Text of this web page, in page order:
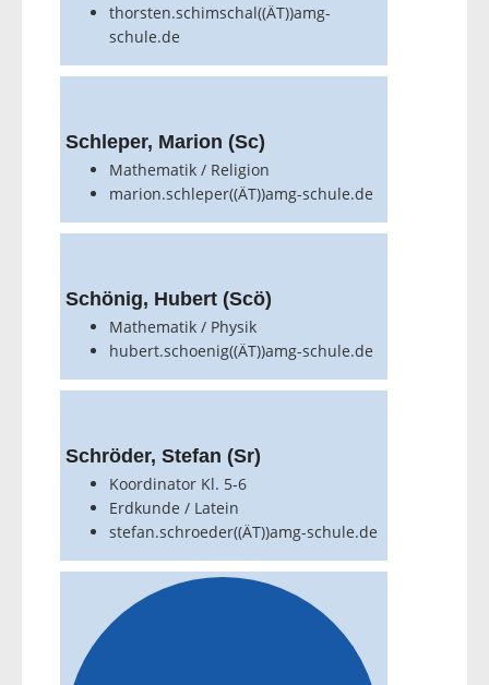
thorsten.schimschal((ÄT))amg-
schule.de
Schleper, Marion (Sc)
Mathematik / Religion
marion.schleper((ÄT))amg-schule.de
Schönig, Hubert (Scö)
Mathematik / Physik
hubert.schoenig((ÄT))amg-schule.de
Schröder, Stefan (Sr)
Koordinator Kl. 5-6
Erdkunde / Latein
stefan.schroeder((ÄT))amg-schule.de